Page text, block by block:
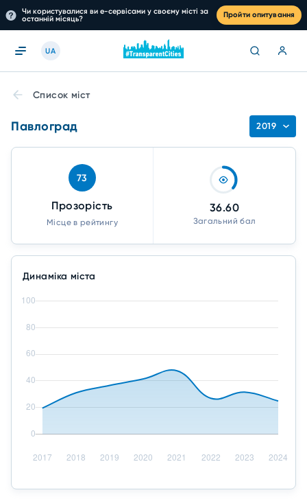
Чи користувалися ви е-сервісами у своєму місті за
останній місяць?
Пройти опитування
UA
Список міст
Павлоград 2019
73
Прозорість
Місце в рейтингу
36.60
Загальний бал
Динаміка міста